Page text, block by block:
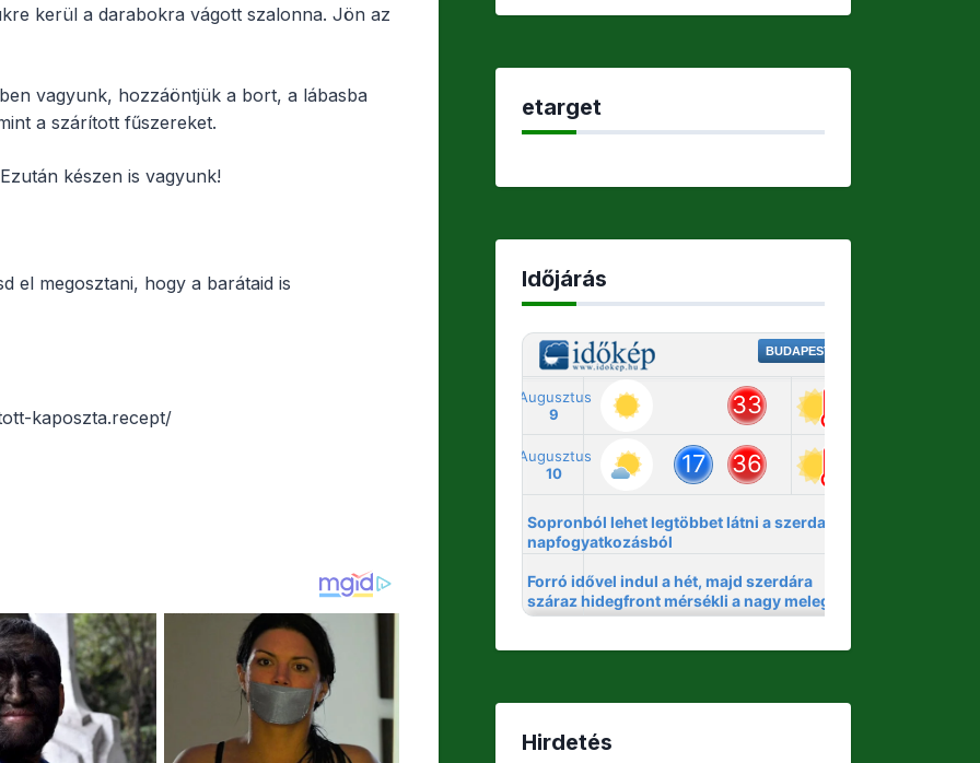
kerül a darabokra vágott szalonna. Jön az
vagyunk, hozzáöntjük a bort, a lábasba
a szárított fűszereket.
készen is vagyunk!
el megosztani, hogy a barátaid is
kaposzta.recept/
etarget
Időjárás
Hirdetés